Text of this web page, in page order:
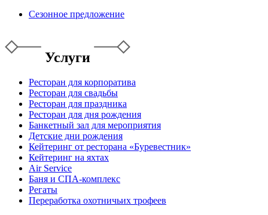
Сезонное предложение
Услуги
Ресторан для корпоратива
Ресторан для свадьбы
Ресторан для праздника
Ресторан для дня рождения
Банкетный зал для мероприятия
Детские дни рождения
Кейтеринг от ресторана «Буревестник»
Кейтеринг на яхтах
Air Service
Баня и СПА-комплекс
Регаты
Переработка охотничьих трофеев